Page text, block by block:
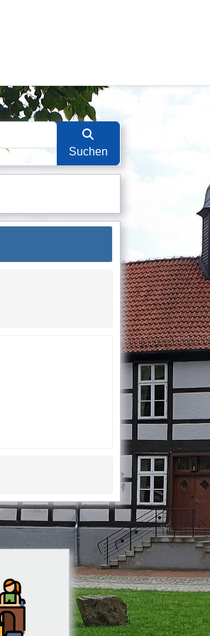
Suchen